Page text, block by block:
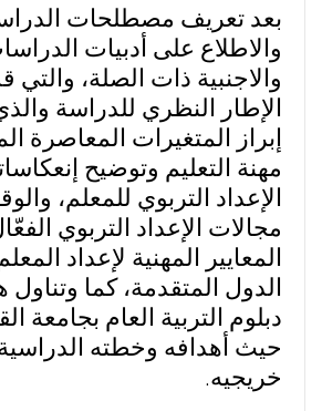
بعد تعريف مصطلحات
والاطلاع على أدبيات
والاجنبية ذات الصلة،
الإطار النظري للدراسة
إبراز المتغيرات المعاصرة
مهنة التعليم وتوضيح
الإعداد التربوي للمعلم،
مجالات الإعداد التربوي
المعايير المهنية لإعداد
الدول المتقدمة، كما وتناول
دبلوم التربية العام بجامعة
حيث أهدافه وخطته
خريجيه.